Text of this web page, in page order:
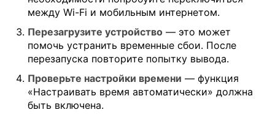
между Wi-Fi и мобильным интернетом.
Перезагрузите устройство — это может
помочь устранить временные сбои. После
перезапуска повторите попытку вывода.
Проверьте настройки времени — функция
«Настраивать время автоматически» должна
быть включена.